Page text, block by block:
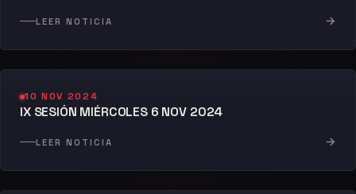
LEER NOTICIA →
10 NOV 2024
IX SESIÓN MIÉRCOLES 6 NOV 2024
LEER NOTICIA →